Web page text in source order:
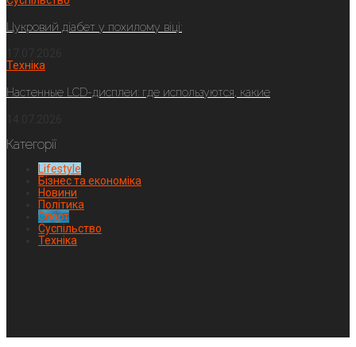
Цукровий діабет у похилому віці:
Техніка
Настенные LCD-дисплеи: где используются, какие
Категорії
Lifestyle
Бізнес та економіка
Новини
Політика
Спорт
Суспільство
Техніка